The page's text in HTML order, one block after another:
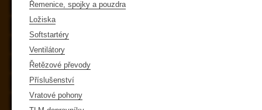
Řemenice, spojky a pouzdra
Ložiska
Softstartéry
Ventilátory
Řetězové převody
Příslušenství
Vratové pohony